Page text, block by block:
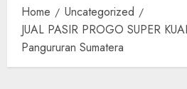
Home
Uncategorized
JUAL PASIR PROGO SUPER
Pangururan Sumatera